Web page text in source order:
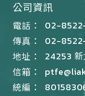
公司資訊
電話：
02-
傳真：
02-
地址：
24253
信箱：
統編：